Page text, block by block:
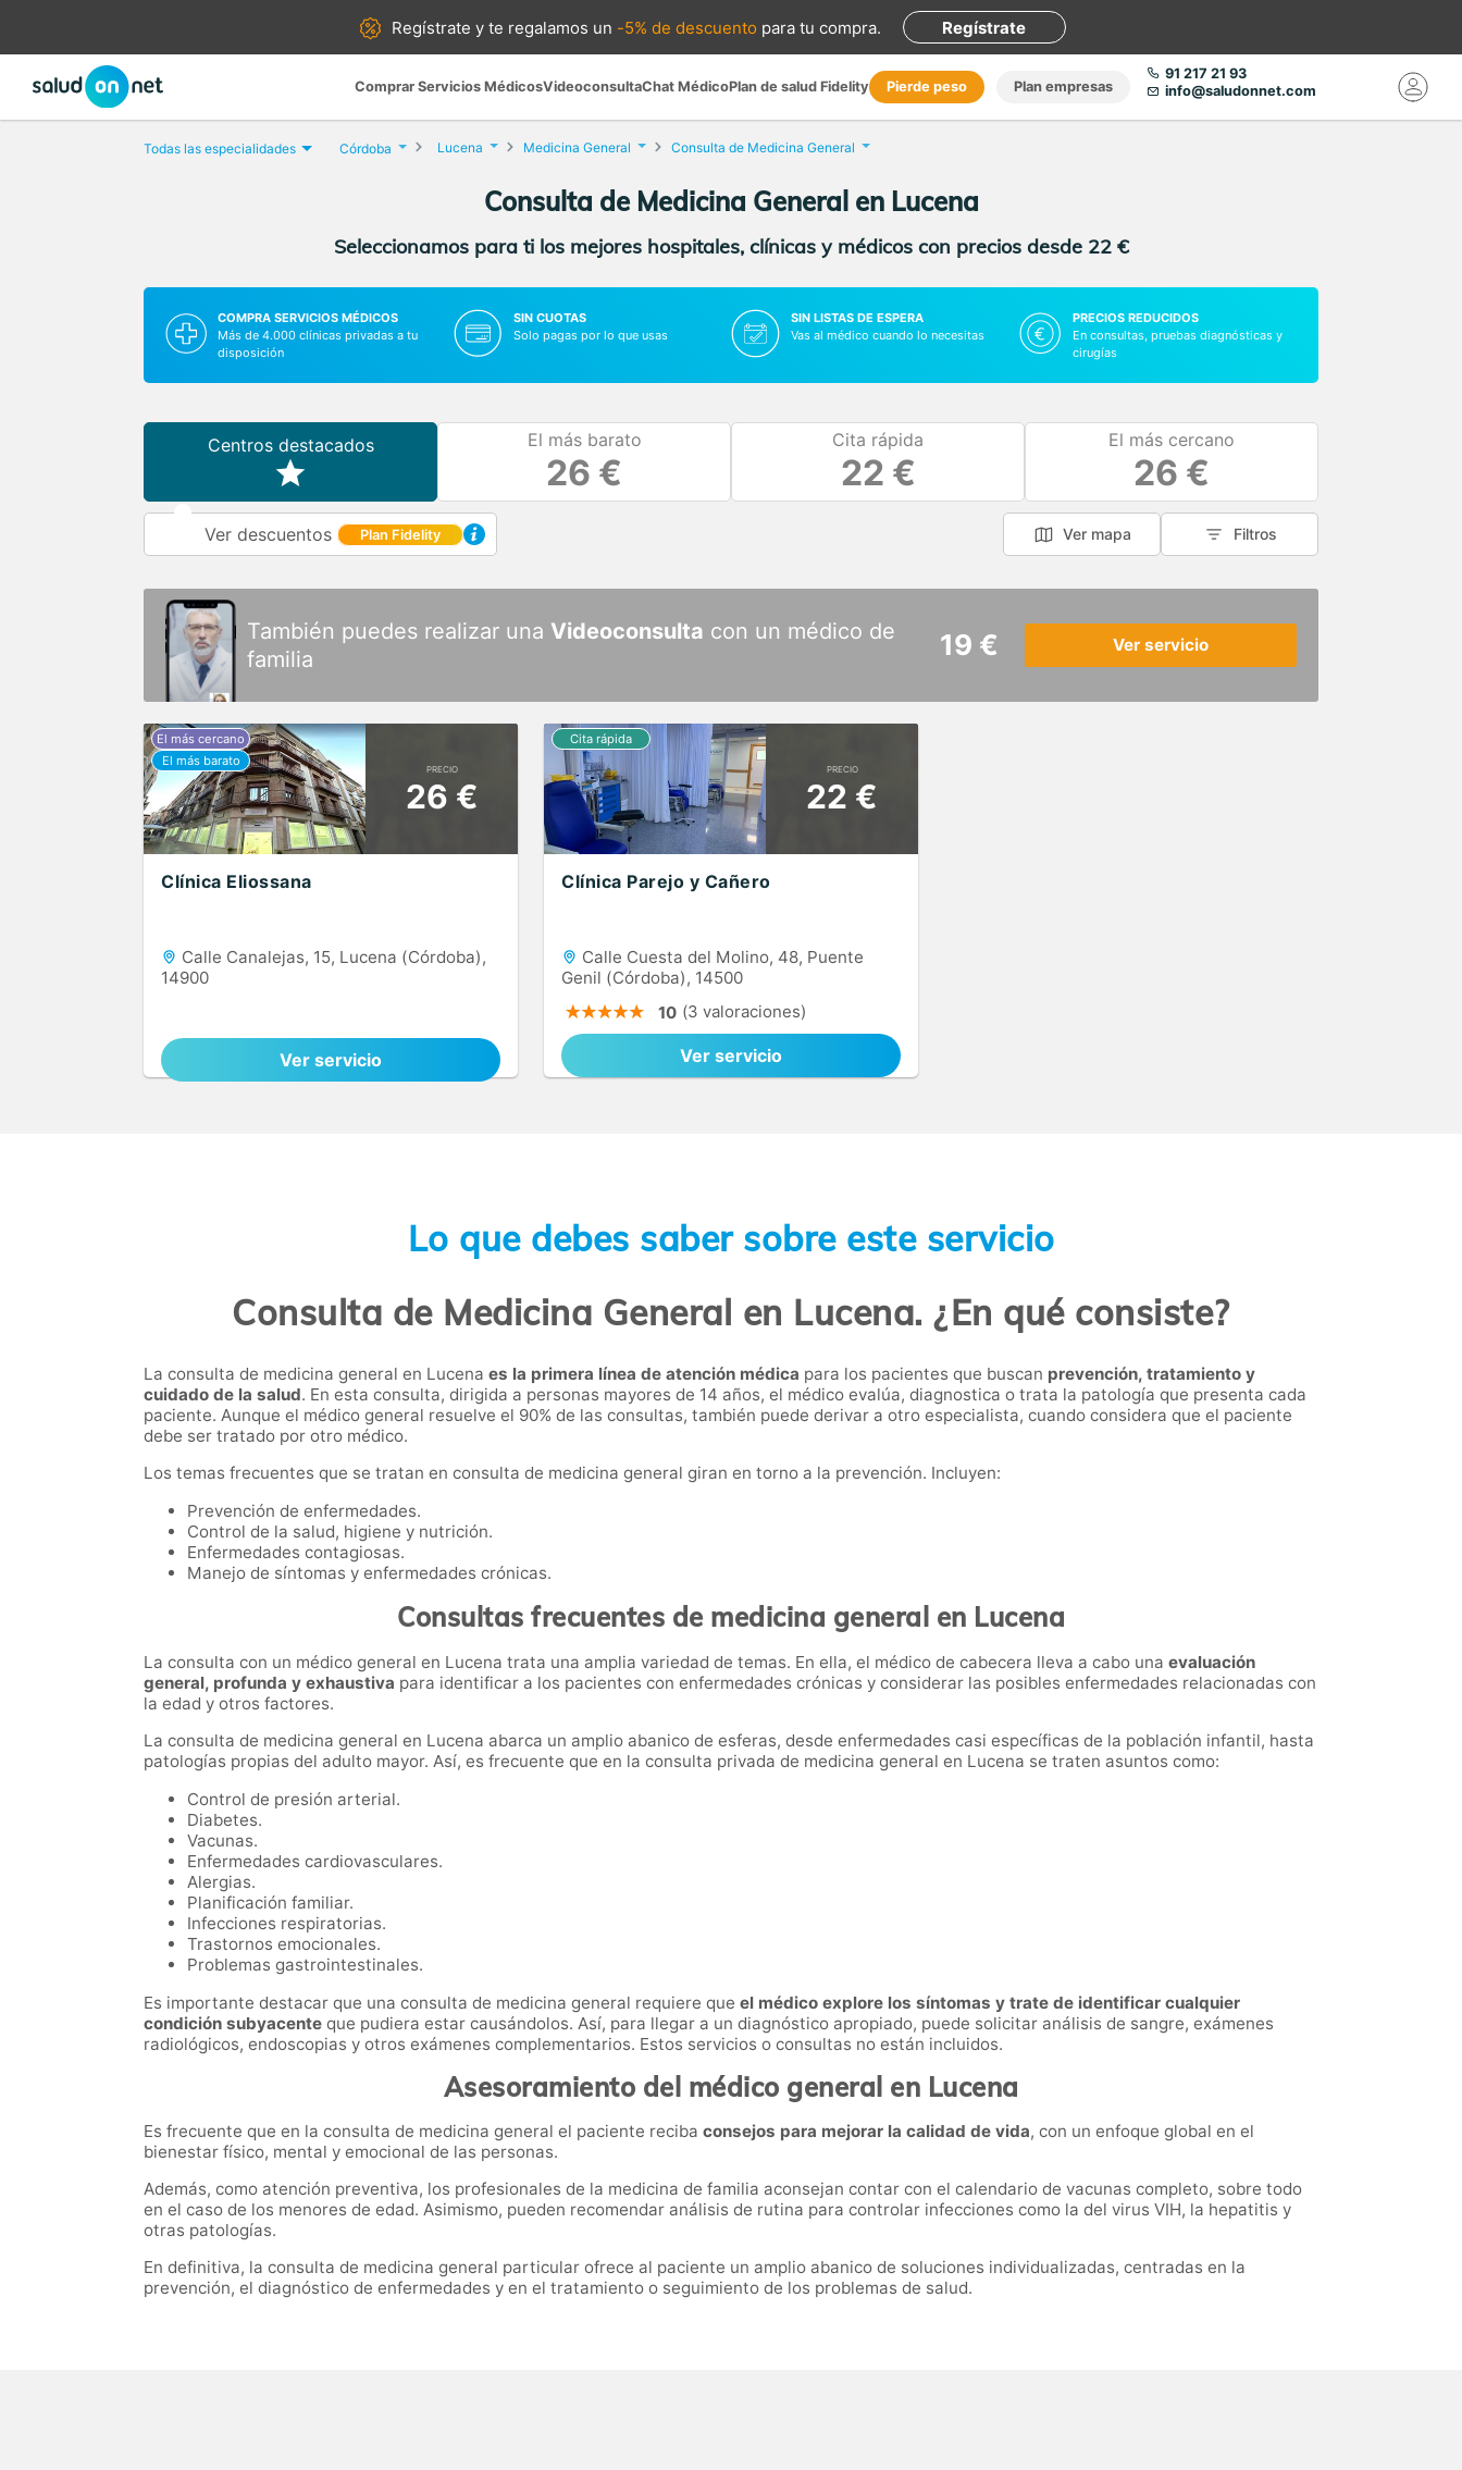
Regístrate yte regalamos un -5% de descuento para tu compra. Regístrate
Comprar Servicios MédicosVideoconsultaChat MédicoPlan de salud Fidelity Pierde peso Plan empresas
91 217 21 93
info@saludonnet.com
Todas las especialidades Córdoba Lucena Medicina General Consulta de Medicina General
Consulta de Medicina General en Lucena
Seleccionamos para ti los mejores hospitales, clínicas y médicos con precios desde 22 €
COMPRA SERVICIOS MÉDICOS
Más de 4.000 clínicas privadas a tu
disposición
SIN CUOTAS
Solo pagas por lo que usas
SIN LISTAS DE ESPERA
Vas al médico cuando lo necesitas
PRECIOS REDUCIDOS
En consultas, pruebas diagnósticas y
cirugías
Centros destacados El más barato
26 €
Cita rápida
22 €
El más cercano
26 €
Ver descuentos Plan Fidelity Ver mapa Filtros
También puedes realizar una Videoconsulta con un médico de
familia
19 € Ver servicio
PRECIO
26 €
Clínica Eliossana
Calle Canalejas, 15, Lucena (Córdoba),
14900
Ver servicio
PRECIO
22 €
Clínica Parejo y Cañero
Calle Cuesta del Molino, 48, Puente
Genil (Córdoba), 14500
10 (3 valoraciones)
Ver servicio
Lo que debes saber sobre este servicio
Consulta de Medicina General en Lucena. ¿En qué consiste?
La consulta de medicina general en Lucena es la primera línea de atención médica para los pacientes que buscan prevención, tratamiento y
cuidado de la salud. En esta consulta, dirigida a personas mayores de 14 años, el médico evalúa, diagnostica o trata la patología que presenta cada
paciente. Aunque el médico general resuelve el 90% de las consultas, también puede derivar a otro especialista, cuando considera que el paciente
debe ser tratado por otro médico.
Los temas frecuentes que se tratan en consulta de medicina general giran en torno a la prevención. Incluyen:
Prevención de enfermedades.
Control de la salud, higiene y nutrición.
Enfermedades contagiosas.
Manejo de síntomas y enfermedades crónicas.
Consultas frecuentes de medicina general en Lucena
La consulta con un médico general en Lucena trata una amplia variedad de temas. En ella, el médico de cabecera lleva a cabo una evaluación
general, profunda y exhaustiva para identificar a los pacientes con enfermedades crónicas y considerar las posibles enfermedades relacionadas con
la edad y otros factores.
La consulta de medicina general en Lucena abarca un amplio abanico de esferas, desde enfermedades casi específicas de la población infantil, hasta
patologías propias del adulto mayor. Así, es frecuente que en la consulta privada de medicina general en Lucena se traten asuntos como:
Control de presión arterial.
Diabetes.
Vacunas.
Enfermedades cardiovasculares.
Alergias.
Planificación familiar.
Infecciones respiratorias.
Trastornos emocionales.
Problemas gastrointestinales.
Es importante destacar que una consulta de medicina general requiere que el médico explore los síntomas y trate de identificar cualquier
condición subyacente que pudiera estar causándolos. Así, para llegar a un diagnóstico apropiado, puede solicitar análisis de sangre, exámenes
radiológicos, endoscopias y otros exámenes complementarios. Estos servicios o consultas no están incluidos.
Asesoramiento del médico general en Lucena
Es frecuente que en la consulta de medicina general el paciente reciba consejos para mejorar la calidad de vida, con un enfoque global en el
bienestar físico, mental y emocional de las personas.
Además, como atención preventiva, los profesionales de la medicina de familia aconsejan contar con el calendario de vacunas completo, sobre todo
en el caso de los menores de edad. Asimismo, pueden recomendar análisis de rutina para controlar infecciones como la del virus VIH, la hepatitis y
otras patologías.
En definitiva, la consulta de medicina general particular ofrece al paciente un amplio abanico de soluciones individualizadas, centradas en la
prevención, el diagnóstico de enfermedades y en el tratamiento o seguimiento de los problemas de salud.